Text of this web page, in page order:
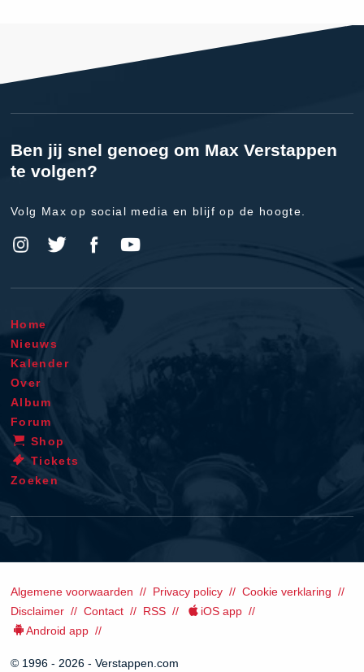
Ben jij snel genoeg om Max Verstappen
te volgen?
Volg Max op social media en blijf op de hoogte.
Home
Nieuws
Kalender
Over
Album
Forum
Shop
Tickets
Zoeken
Algemene voorwaarden Privacy policy
Cookie verklaring
Disclaimer
Contact RSS
iOS app
Android app
© 1996 - 2026 - Verstappen.com